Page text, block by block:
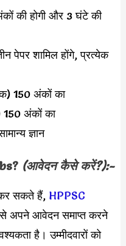
की होगी और 3 घंटे की
पेपर शामिल होंगे, प्रत्येक
150 अंकों का
150 अंकों का
ज्ञान
(आवेदन कैसे करें?):-
सकते हैं, HPPSC
से अपने आवेदन समाप्त करने
है। उम्मीदवारों को